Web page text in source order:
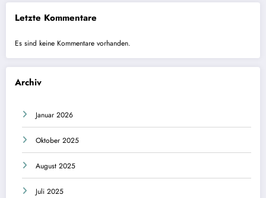
Letzte Kommentare
Es sind keine Kommentare vorhanden.
Archiv
Januar 2026
Oktober 2025
August 2025
Juli 2025